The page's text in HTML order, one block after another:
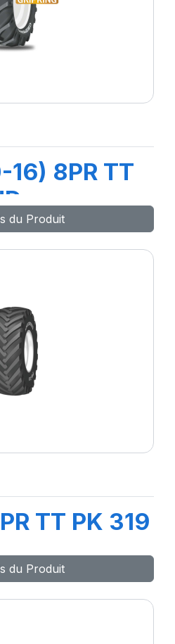
8PR TT
du Produit
TT PK 319
du Produit